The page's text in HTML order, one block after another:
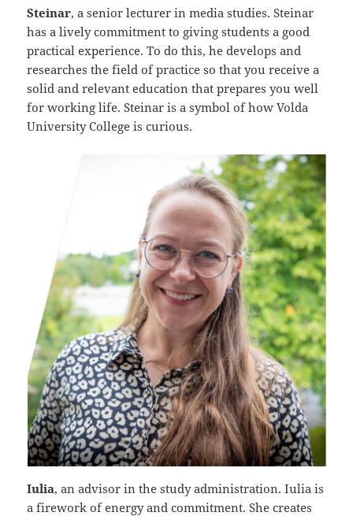
Steinar, a senior lecturer in media studies. Steinar
has a lively commitment to giving students a good
practical experience. To do this, he develops and
researches the field of practice so that you receive a
solid and relevant education that prepares you well
for working life. Steinar is a symbol of how Volda
University College is curious.
Iulia, an advisor in the study administration. Iulia is
a firework of energy and commitment. She creates